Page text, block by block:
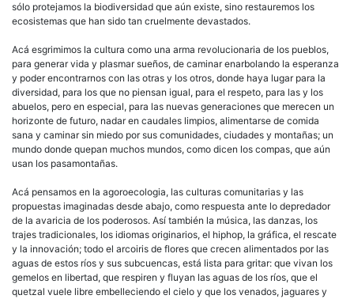
sólo protejamos la biodiversidad que aún existe, sino restauremos los
ecosistemas que han sido tan cruelmente devastados.
Acá esgrimimos la cultura como una arma revolucionaria de los pueblos,
para generar vida y plasmar sueños, de caminar enarbolando la esperanza
y poder encontrarnos con las otras y los otros, donde haya lugar para la
diversidad, para los que no piensan igual, para el respeto, para las y los
abuelos, pero en especial, para las nuevas generaciones que merecen un
horizonte de futuro, nadar en caudales limpios, alimentarse de comida
sana y caminar sin miedo por sus comunidades, ciudades y montañas; un
mundo donde quepan muchos mundos, como dicen los compas, que aún
usan los pasamontañas.
Acá pensamos en la agoroecologia, las culturas comunitarias y las
propuestas imaginadas desde abajo, como respuesta ante lo depredador
de la avaricia de los poderosos. Así también la música, las danzas, los
trajes tradicionales, los idiomas originarios, el hiphop, la gráfica, el rescate
y la innovación; todo el arcoiris de flores que crecen alimentados por las
aguas de estos ríos y sus subcuencas, está lista para gritar: que vivan los
gemelos en libertad, que respiren y fluyan las aguas de los ríos, que el
quetzal vuele libre embelleciendo el cielo y que los venados, jaguares y